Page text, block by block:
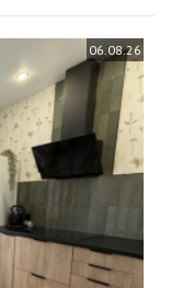
06.08.26